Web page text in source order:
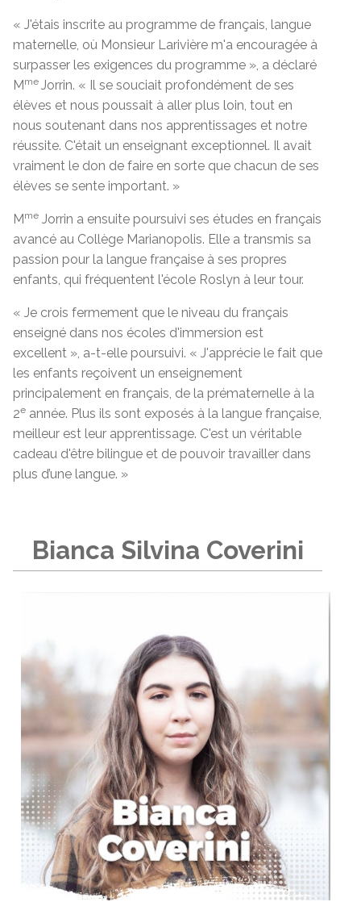
« J'étais inscrite au programme de français, langue
maternelle, où Monsieur Larivière m'a encouragée à
surpasser les exigences du programme », a déclaré
Mme Jorrin. « Il se souciait profondément de ses
élèves et nous poussait à aller plus loin, tout en
nous soutenant dans nos apprentissages et notre
réussite. C'était un enseignant exceptionnel. Il avait
vraiment le don de faire en sorte que chacun de ses
élèves se sente important. »
Mme Jorrin a ensuite poursuivi ses études en français
avancé au Collège Marianopolis. Elle a transmis sa
passion pour la langue française à ses propres
enfants, qui fréquentent l'école Roslyn à leur tour.
« Je crois fermement que le niveau du français
enseigné dans nos écoles d'immersion est
excellent », a-t-elle poursuivi. « J'apprécie le fait que
les enfants reçoivent un enseignement
principalement en français, de la prématernelle à la
2e année. Plus ils sont exposés à la langue française,
meilleur est leur apprentissage. C'est un véritable
cadeau d'être bilingue et de pouvoir travailler dans
plus d’une langue. »
Bianca Silvina Coverini